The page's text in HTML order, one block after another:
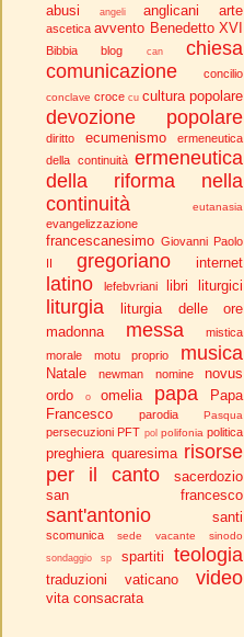
abusi angeli anglicani arte
ascetica avvento Benedetto XVI
Bibbia blog can
chiesa
comunicazione
concilio
conclave croce cu cultura popolare
devozione popolare
diritto ecumenismo
ermeneutica
della continuità ermeneutica
della riforma nella
continuità
eutanasia
evangelizzazione
francescanesimo Giovanni Paolo
gregoriano internet
latino lefebvriani libri liturgici
liturgia
liturgia delle ore
madonna
messa
mistica
morale
motu proprio musica
Natale newman nomine
novus
ordo
o omelia papa
Papa
Francesco
parodia Pasqua
persecuzioni PFT pol polifonia politica
preghiera quaresima risorse
per il canto
sacerdozio
san francesco
sant'antonio santi
scomunica sede vacante sinodo
sondaggio sp spartiti teologia
traduzioni vaticano video
vita consacrata